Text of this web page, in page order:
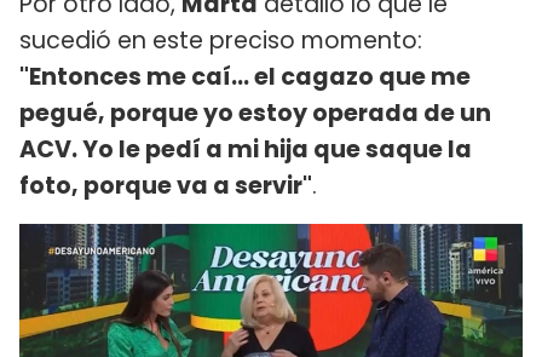
sucedió en este preciso momento:
"Entonces me caí… el cagazo que me
pegué, porque yo estoy operada de un
ACV. Yo le pedí a mi hija que saque la
foto, porque va a servir".